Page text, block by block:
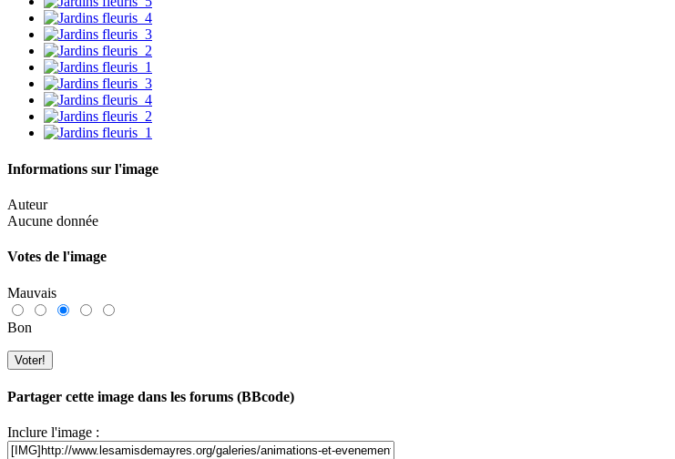
Informations sur l'image
Auteur
Aucune donnée
Votes de l'image
Mauvais
Bon
Partager cette image dans les forums (BBcode)
Inclure l'image :